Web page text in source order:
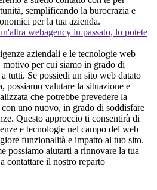
semplificando la burocrazia e
per la tua azienda.
webagency in passato, lo potete
aziendali e le tecnologie web
per cui siamo in grado di
tutti. Se possiedi un sito web datato
possiamo valutare la situazione e
che potrebbe prevedere la
uno nuovo, in grado di soddisfare
Questo approccio ti consentirà di
e tecnologie nel campo del web
funzionalità e impatto al tuo sito.
possiamo aiutarti a rinnovare la tua
contattare il nostro reparto